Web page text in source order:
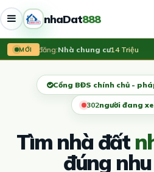
nhaDat888
MỚI
Vừa đăng:Nhà chung cư14 Triệu
Cổng BĐS chính chủ -
301người đang
Tìm nhà đất
đúng